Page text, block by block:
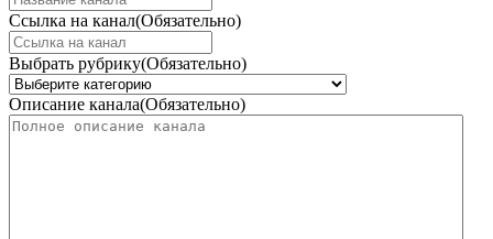
Ссылка на канал(Обязательно)
Выбрать рубрику(Обязательно)
Описание канала(Обязательно)